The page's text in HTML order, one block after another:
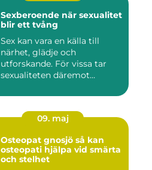
Sexberoende när sexualitet
blir ett tvång
Sex kan vara en källa till
närhet, glädje och
utforskande. För vissa tar
sexualiteten däremot
09. maj
Osteopat gnosjö så kan
osteopati hjälpa vid smärta
och stelhet